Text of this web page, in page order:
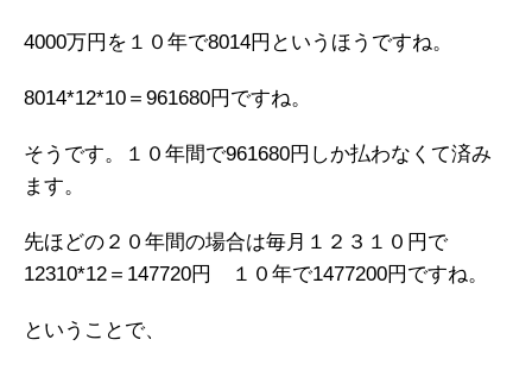
4000万円を１０年で8014円というほうですね。
8014*12*10＝961680円ですね。
そうです。１０年間で961680円しか払わなくて済み
ます。
先ほどの２０年間の場合は毎月１２３１０円で
12310*12＝147720円 １０年で1477200円ですね。
ということで、